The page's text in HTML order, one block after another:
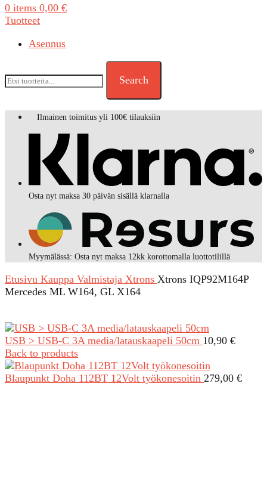
0 items 0,00 €
Tuotteet
Asennus
Search
Ilmainen toimitus yli 100€ tilauksiin
Osta nyt maksa 30 päivän sisällä klarnalla
Myymälässä: Osta nyt maksa 12kk korottomalla luottotilillä
Etusivu Kauppa Valmistaja Xtrons Xtrons IQP92M164P
Mercedes ML W164, GL X164
USB > USB-C 3A media/latauskaapeli 50cm 10,90 €
Back to products
Blaupunkt Doha 112BT 12Volt työkonesoitin 279,00 €